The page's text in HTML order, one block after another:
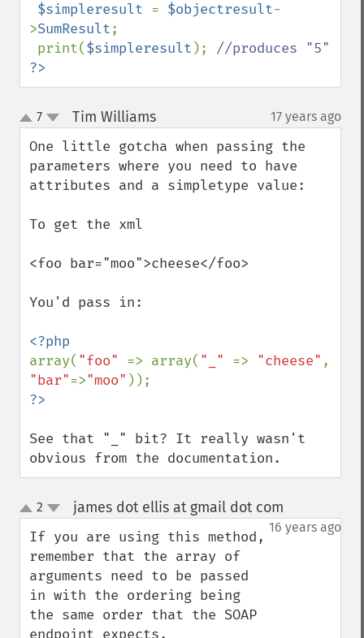
$simpleresult = $objectresult-
>SumResult;
print($simpleresult );
?>
up
down
7 Tim Williams¶ 17 years ago
One little gotcha when passing the
parameters where you need to have
attributes and a simpletype value:
To get the xml
<foo bar="moo">cheese</foo>
You'd pass in:
array( "foo" => array( "_" => "cheese"
"bar"=>"moo"
See that "_" bit? It really wasn't
obvious from the documentation.
up
down
2 james dot ellis at gmail dot com
16 years ago
If you are using this method,
remember that the array of
arguments need to be passed
in with the ordering being
the same order that the SOAP
endpoint expects.